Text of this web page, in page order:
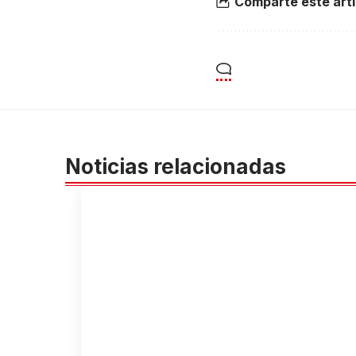
Noticias relacionadas